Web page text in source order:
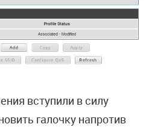
вступили в силу
галочку напротив